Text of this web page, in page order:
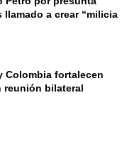
a crear “milicia
Colombia fortalecen
reunión bilateral